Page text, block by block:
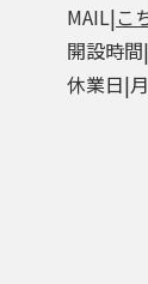
MAIL|こ
開設時
休業日|